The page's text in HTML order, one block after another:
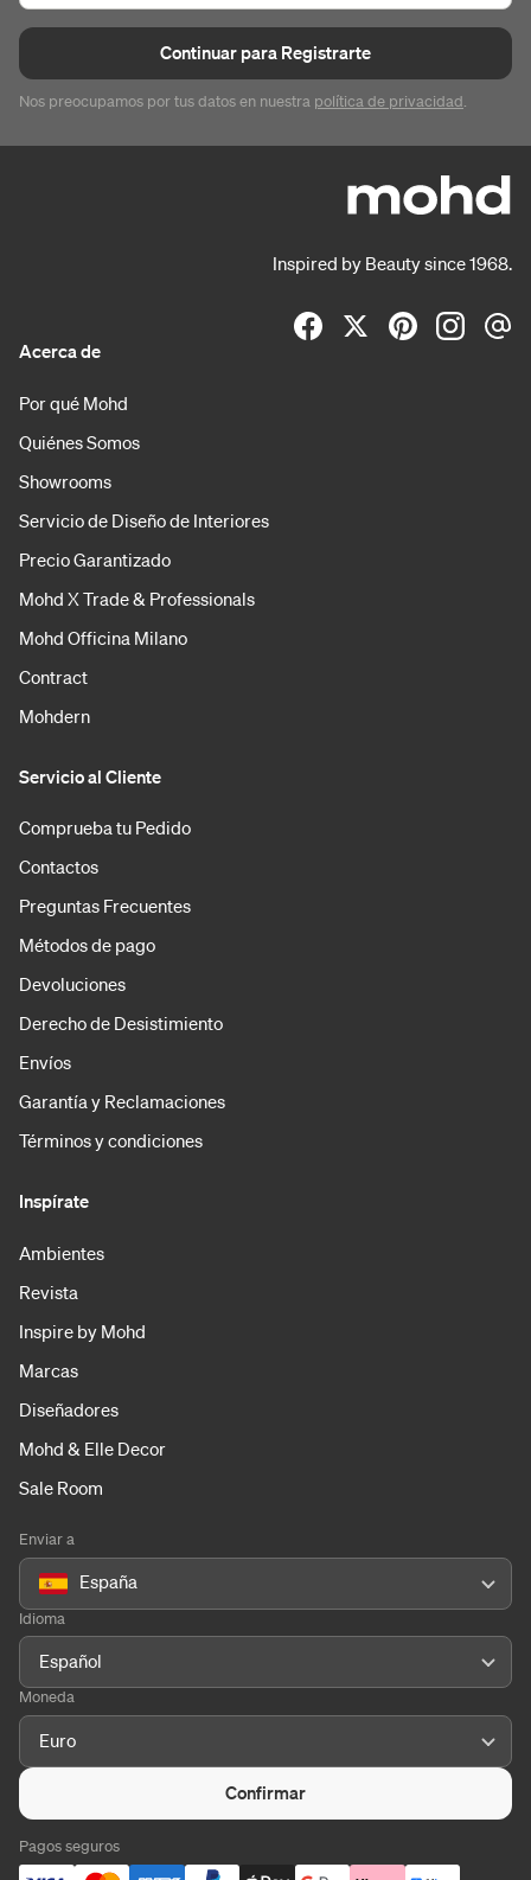
Continuar para Registrarte
Nos preocupamos por tus datos en nuestra política de privacidad.
Inspired by Beauty since 1968.
Acerca de
Por qué Mohd
Quiénes Somos
Showrooms
Servicio de Diseño de Interiores
Precio Garantizado
Mohd X Trade & Professionals
Mohd Officina Milano
Contract
Mohdern
Servicio al Cliente
Comprueba tu Pedido
Contactos
Preguntas Frecuentes
Métodos de pago
Devoluciones
Derecho de Desistimiento
Envíos
Garantía y Reclamaciones
Términos y condiciones
Inspírate
Ambientes
Revista
Inspire by Mohd
Marcas
Diseñadores
Mohd & Elle Decor
Sale Room
Enviar a
España
Idioma
Español
Moneda
Euro
Confirmar
Pagos seguros